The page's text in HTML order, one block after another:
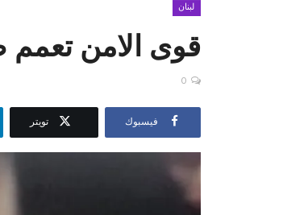
لبنان
قوى الامن تعمم
0
فيسبوك تويتر